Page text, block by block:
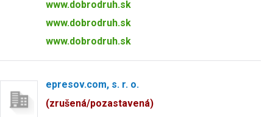
www.dobrodruh.sk
www.dobrodruh.sk
www.dobrodruh.sk
epresov.com, s. r. o.
(zrušená/pozastavená)